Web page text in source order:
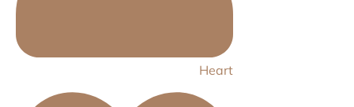
Heart